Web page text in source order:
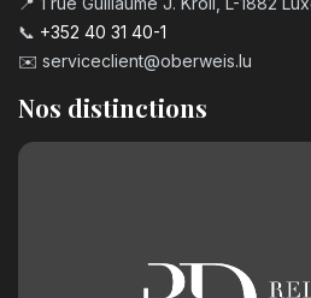
📞 +352 40 31 40-1
✉️ serviceclient@oberweis.lu
Nos distinctions